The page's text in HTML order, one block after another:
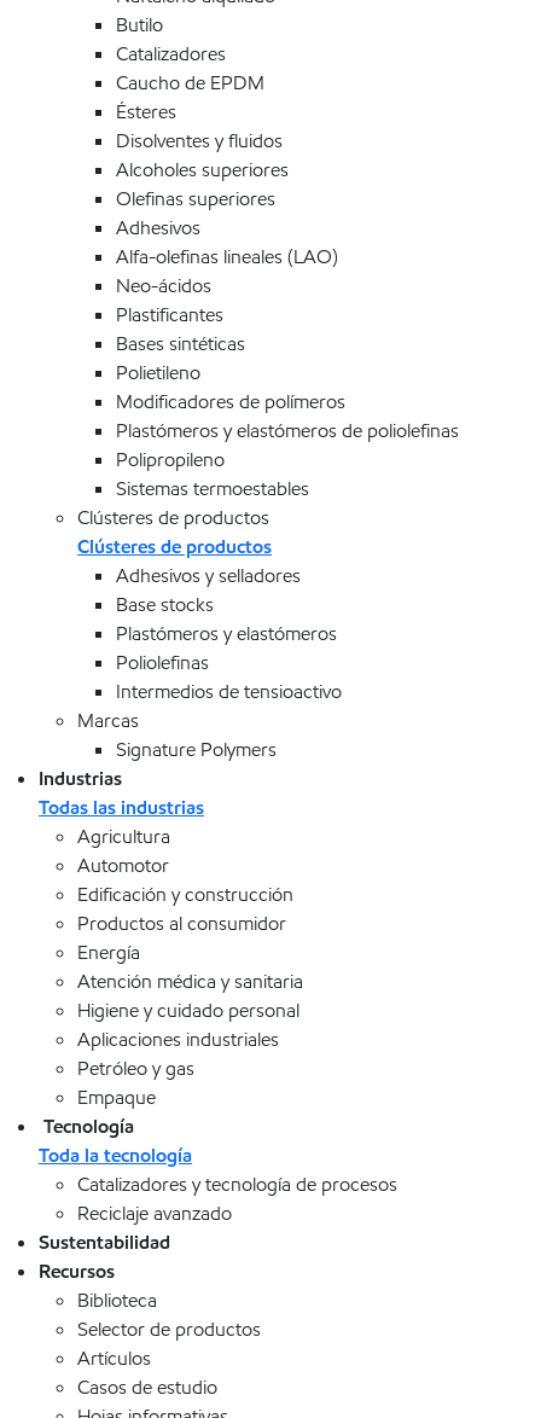
Butilo
Catalizadores
Caucho de EPDM
Ésteres
Disolventes y fluidos
Alcoholes superiores
Olefinas superiores
Adhesivos
Alfa-olefinas lineales (LAO)
Neo-ácidos
Plastificantes
Bases sintéticas
Polietileno
Modificadores de polímeros
Plastómeros y elastómeros de poliolefinas
Polipropileno
Sistemas termoestables
Clústeres de productos
Clústeres de productos
Adhesivos y selladores
Base stocks
Plastómeros y elastómeros
Poliolefinas
Intermedios de tensioactivo
Marcas
Signature Polymers
Industrias
Todas las industrias
Agricultura
Automotor
Edificación y construcción
Productos al consumidor
Energía
Atención médica y sanitaria
Higiene y cuidado personal
Aplicaciones industriales
Petróleo y gas
Empaque
Tecnología
Toda la tecnología
Catalizadores y tecnología de procesos
Reciclaje avanzado
Sustentabilidad
Recursos
Biblioteca
Selector de productos
Artículos
Casos de estudio